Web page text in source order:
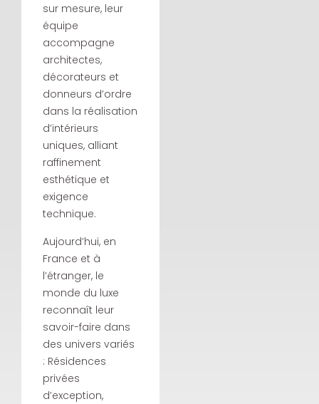
sur mesure, leur
équipe
accompagne
architectes,
décorateurs et
donneurs d’ordre
dans la réalisation
d’intérieurs
uniques, alliant
raffinement
esthétique et
exigence
technique.
Aujourd’hui, en
France et à
l’étranger, le
monde du luxe
reconnaît leur
savoir-faire dans
des univers variés
: Résidences
privées
d’exception,